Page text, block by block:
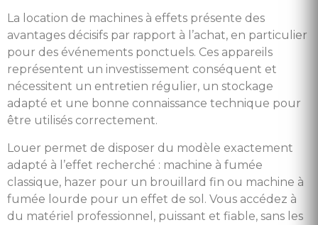
La location de machines à effets présente des
avantages décisifs par rapport à l’achat, en particulier
pour des événements ponctuels. Ces appareils
représentent un investissement conséquent et
nécessitent un entretien régulier, un stockage
adapté et une bonne connaissance technique pour
être utilisés correctement.
Louer permet de disposer du modèle exactement
adapté à l’effet recherché : machine à fumée
classique, hazer pour un brouillard fin ou machine à
fumée lourde pour un effet de sol. Vous accédez à
du matériel professionnel, puissant et fiable, sans les